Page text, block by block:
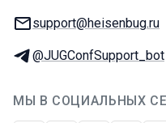
E-mail:
support@heisenbug.ru
Телеграм:
@JUGConfSupport_bot
МЫ В СОЦИАЛЬНЫХ